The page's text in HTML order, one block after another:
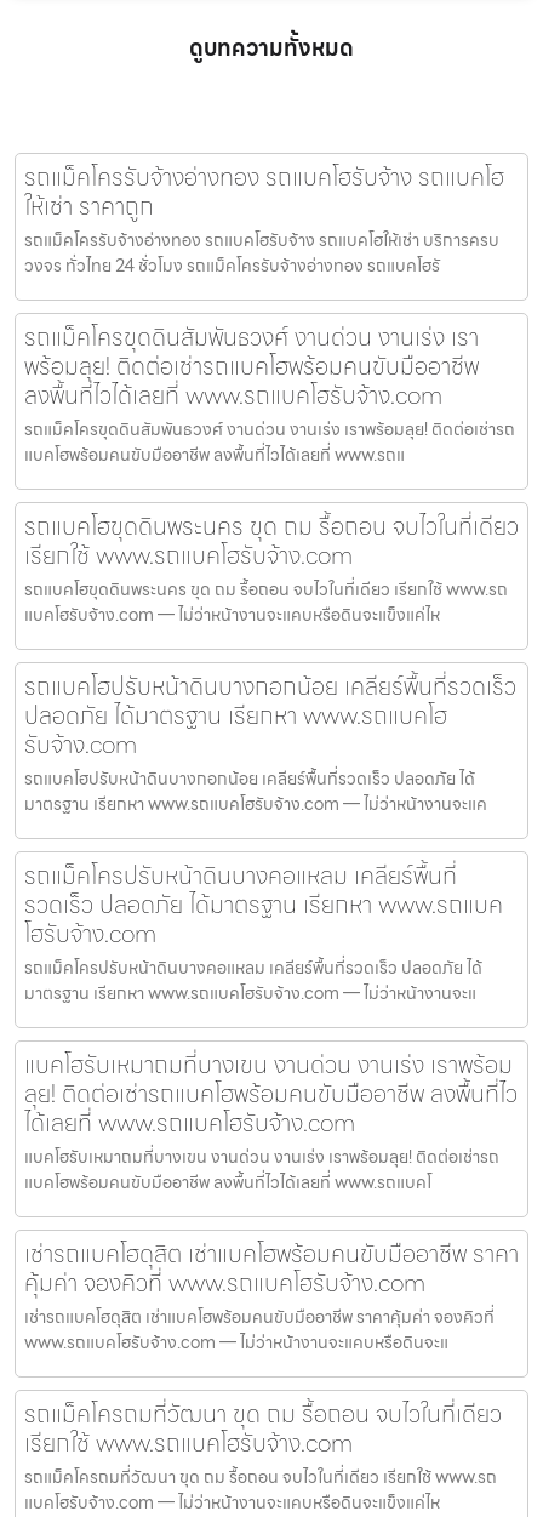
ดูบทความทั้งหมด
รถแม็คโครรับจ้างอ่างทอง รถแบคโฮรับจ้าง รถแบคโฮ
ให้เช่า ราคาถูก
รถแม็คโครรับจ้างอ่างทอง รถแบคโฮรับจ้าง รถแบคโฮให้เช่า บริการครบ
วงจร ทั่วไทย 24 ชั่วโมง รถแม็คโครรับจ้างอ่างทอง รถแบคโฮรั
รถแม็คโครขุดดินสัมพันธวงศ์ งานด่วน งานเร่ง เรา
พร้อมลุย! ติดต่อเช่ารถแบคโฮพร้อมคนขับมืออาชีพ
ลงพื้นที่ไวได้เลยที่ www.รถแบคโฮรับจ้าง.com
รถแม็คโครขุดดินสัมพันธวงศ์ งานด่วน งานเร่ง เราพร้อมลุย! ติดต่อเช่ารถ
แบคโฮพร้อมคนขับมืออาชีพ ลงพื้นที่ไวได้เลยที่ www.รถแ
รถแบคโฮขุดดินพระนคร ขุด ถม รื้อถอน จบไวในที่เดียว
เรียกใช้ www.รถแบคโฮรับจ้าง.com
รถแบคโฮขุดดินพระนคร ขุด ถม รื้อถอน จบไวในที่เดียว เรียกใช้ www.รถ
แบคโฮรับจ้าง.com — ไม่ว่าหน้างานจะแคบหรือดินจะแข็งแค่ไห
รถแบคโฮปรับหน้าดินบางกอกน้อย เคลียร์พื้นที่รวดเร็ว
ปลอดภัย ได้มาตรฐาน เรียกหา www.รถแบคโฮ
รับจ้าง.com
รถแบคโฮปรับหน้าดินบางกอกน้อย เคลียร์พื้นที่รวดเร็ว ปลอดภัย ได้
มาตรฐาน เรียกหา www.รถแบคโฮรับจ้าง.com — ไม่ว่าหน้างานจะแค
รถแม็คโครปรับหน้าดินบางคอแหลม เคลียร์พื้นที่
รวดเร็ว ปลอดภัย ได้มาตรฐาน เรียกหา www.รถแบค
โฮรับจ้าง.com
รถแม็คโครปรับหน้าดินบางคอแหลม เคลียร์พื้นที่รวดเร็ว ปลอดภัย ได้
มาตรฐาน เรียกหา www.รถแบคโฮรับจ้าง.com — ไม่ว่าหน้างานจะแ
แบคโฮรับเหมาถมที่บางเขน งานด่วน งานเร่ง เราพร้อม
ลุย! ติดต่อเช่ารถแบคโฮพร้อมคนขับมืออาชีพ ลงพื้นที่ไว
ได้เลยที่ www.รถแบคโฮรับจ้าง.com
แบคโฮรับเหมาถมที่บางเขน งานด่วน งานเร่ง เราพร้อมลุย! ติดต่อเช่ารถ
แบคโฮพร้อมคนขับมืออาชีพ ลงพื้นที่ไวได้เลยที่ www.รถแบคโ
เช่ารถแบคโฮดุสิต เช่าแบคโฮพร้อมคนขับมืออาชีพ ราคา
คุ้มค่า จองคิวที่ www.รถแบคโฮรับจ้าง.com
เช่ารถแบคโฮดุสิต เช่าแบคโฮพร้อมคนขับมืออาชีพ ราคาคุ้มค่า จองคิวที่
www.รถแบคโฮรับจ้าง.com — ไม่ว่าหน้างานจะแคบหรือดินจะแ
รถแม็คโครถมที่วัฒนา ขุด ถม รื้อถอน จบไวในที่เดียว
เรียกใช้ www.รถแบคโฮรับจ้าง.com
รถแม็คโครถมที่วัฒนา ขุด ถม รื้อถอน จบไวในที่เดียว เรียกใช้ www.รถ
แบคโฮรับจ้าง.com — ไม่ว่าหน้างานจะแคบหรือดินจะแข็งแค่ไห